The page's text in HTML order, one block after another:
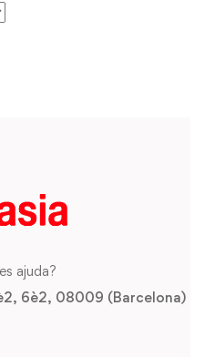
ajuda?
6è2, 08009 (Barcelona)